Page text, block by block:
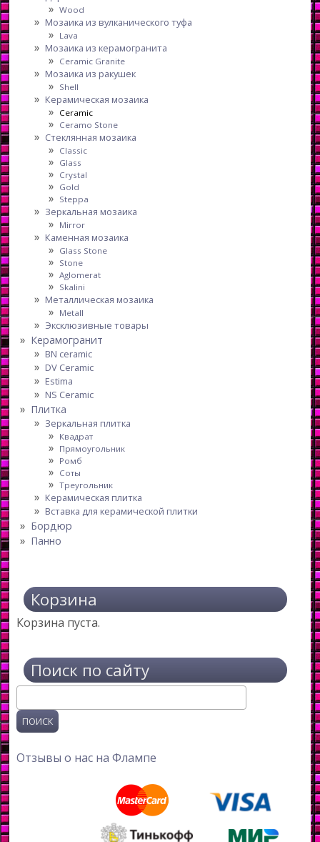
Wood
Мозаика из вулканического туфа
Lava
Мозаика из керамогранита
Ceramic Granite
Мозаика из ракушек
Shell
Керамическая мозаика
Ceramic
Ceramo Stone
Стеклянная мозаика
Classic
Glass
Crystal
Gold
Steppa
Зеркальная мозаика
Mirror
Каменная мозаика
Glass Stone
Stone
Aglomerat
Skalini
Металлическая мозаика
Metall
Эксклюзивные товары
Керамогранит
BN ceramic
DV Ceramic
Estima
NS Ceramic
Плитка
Зеркальная плитка
Квадрат
Прямоугольник
Ромб
Соты
Треугольник
Керамическая плитка
Вставка для керамической плитки
Бордюр
Панно
Корзина
Корзина пуста.
Поиск по сайту
Отзывы о нас на Флампе